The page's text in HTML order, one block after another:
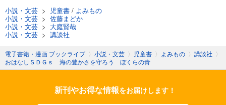
小説・文芸 > 児童書 / よみもの
小説・文芸 > 佐藤まどか
小説・文芸 > 大庭賢哉
小説・文芸 > 講談社
電子書籍・漫画 ブックライブ 〉 小説・文芸 〉 児童書 〉 よみもの 〉 講談社 〉
おはなしＳＤＧｓ 海の豊かさを守ろう ぼくらの青
新刊やお得な情報をお届けします！